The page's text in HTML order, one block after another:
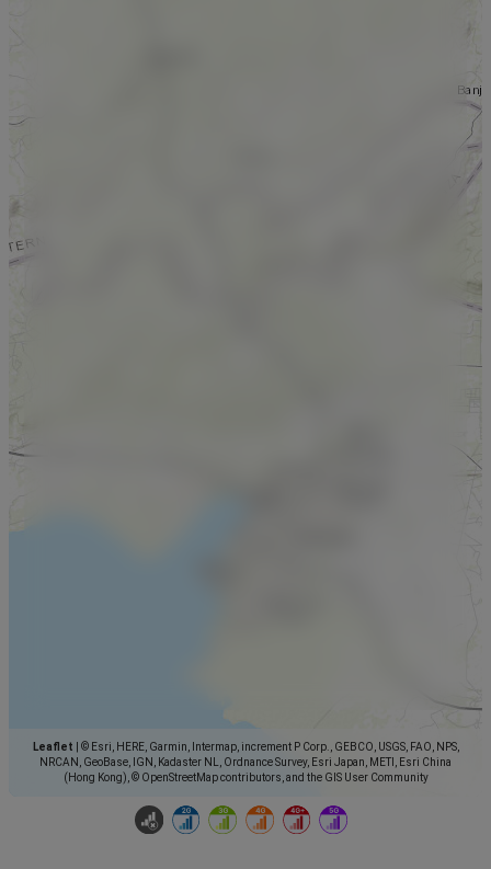
Leaflet
© Esri, HERE, Garmin, Intermap, increment P Corp., GEBCO, USGS, FAO, NPS,
NRCAN, GeoBase, IGN, Kadaster NL, Ordnance Survey, Esri Japan, METI, Esri China
(Hong Kong), © OpenStreetMap contributors, and the GIS User Community